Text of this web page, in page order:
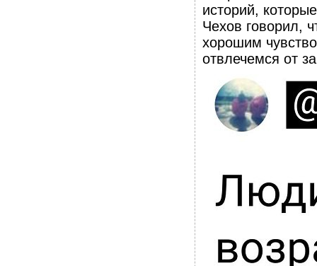
историй,
Чехов говорил,
хорошим
отвлечемся от